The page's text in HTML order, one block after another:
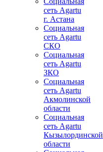
сеть Agartu
г. Астана
Социальная
сеть Agartu
СКО
Социальная
сеть Agartu
ЗКО
Социальная
сеть Agartu
Акмолинской
области
Социальная
сеть Agartu
Кызылординской
области